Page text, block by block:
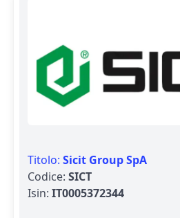
Titolo: Sicit Group SpA
Codice: SICT
Isin: IT0005372344